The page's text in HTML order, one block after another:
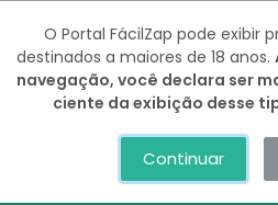
Voltar
O Portal FácilZap pode exibir
destinados a maiores de 18 anos.
navegação, você declara ser
ciente da exibição desse
Continuar